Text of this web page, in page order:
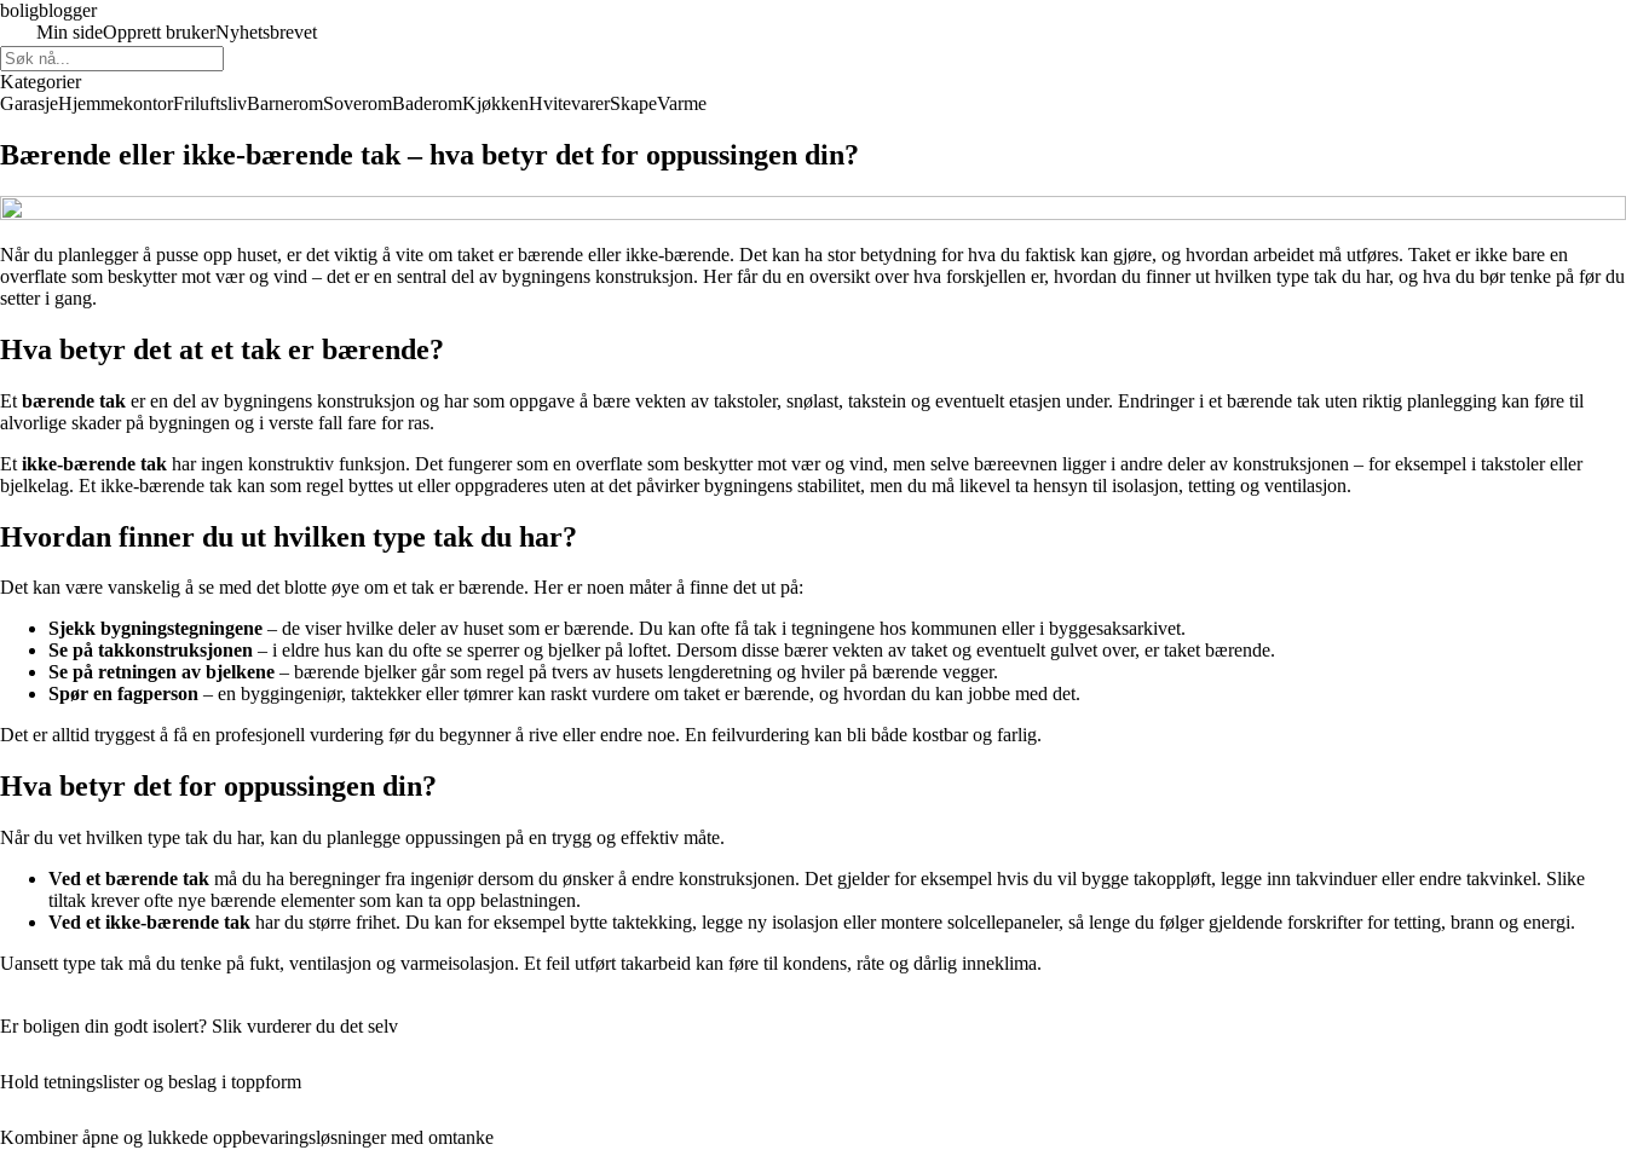
boligblogger
Min sideOpprett brukerNyhetsbrevet
Kategorier
GarasjeHjemmekontorFriluftslivBarneromSoveromBaderomKjøkkenHvitevarerSkapeVarme
Bærende eller ikke-bærende tak – hva betyr det for oppussingen din?
Når du planlegger å pusse opp huset, er det viktig å vite om taket er bærende eller ikke-bærende. Det kan ha stor betydning for hva du faktisk kan gjøre, og hvordan arbeidet må utføres. Taket er ikke bare en
overflate som beskytter mot vær og vind – det er en sentral del av bygningens konstruksjon. Her får du en oversikt over hva forskjellen er, hvordan du finner ut hvilken type tak du har, og hva du bør tenke på før du
setter i gang.
Hva betyr det at et tak er bærende?
Et bærende tak er en del av bygningens konstruksjon og har som oppgave å bære vekten av takstoler, snølast, takstein og eventuelt etasjen under. Endringer i et bærende tak uten riktig planlegging kan føre til
alvorlige skader på bygningen og i verste fall fare for ras.
Et ikke-bærende tak har ingen konstruktiv funksjon. Det fungerer som en overflate som beskytter mot vær og vind, men selve bæreevnen ligger i andre deler av konstruksjonen – for eksempel i takstoler eller
bjelkelag. Et ikke-bærende tak kan som regel byttes ut eller oppgraderes uten at det påvirker bygningens stabilitet, men du må likevel ta hensyn til isolasjon, tetting og ventilasjon.
Hvordan finner du ut hvilken type tak du har?
Det kan være vanskelig å se med det blotte øye om et tak er bærende. Her er noen måter å finne det ut på:
Sjekk bygningstegningene – de viser hvilke deler av huset som er bærende. Du kan ofte få tak i tegningene hos kommunen eller i byggesaksarkivet.
Se på takkonstruksjonen – i eldre hus kan du ofte se sperrer og bjelker på loftet. Dersom disse bærer vekten av taket og eventuelt gulvet over, er taket bærende.
Se på retningen av bjelkene – bærende bjelker går som regel på tvers av husets lengderetning og hviler på bærende vegger.
Spør en fagperson – en byggingeniør, taktekker eller tømrer kan raskt vurdere om taket er bærende, og hvordan du kan jobbe med det.
Det er alltid tryggest å få en profesjonell vurdering før du begynner å rive eller endre noe. En feilvurdering kan bli både kostbar og farlig.
Hva betyr det for oppussingen din?
Når du vet hvilken type tak du har, kan du planlegge oppussingen på en trygg og effektiv måte.
Ved et bærende tak må du ha beregninger fra ingeniør dersom du ønsker å endre konstruksjonen. Det gjelder for eksempel hvis du vil bygge takoppløft, legge inn takvinduer eller endre takvinkel. Slike
tiltak krever ofte nye bærende elementer som kan ta opp belastningen.
Ved et ikke-bærende tak har du større frihet. Du kan for eksempel bytte taktekking, legge ny isolasjon eller montere solcellepaneler, så lenge du følger gjeldende forskrifter for tetting, brann og energi.
Uansett type tak må du tenke på fukt, ventilasjon og varmeisolasjon. Et feil utført takarbeid kan føre til kondens, råte og dårlig inneklima.
Er boligen din godt isolert? Slik vurderer du det selv
Hold tetningslister og beslag i toppform
Kombiner åpne og lukkede oppbevaringsløsninger med omtanke